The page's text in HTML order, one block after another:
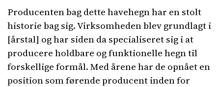
Producenten bag dette havehegn har en stolt
historie bag sig. Virksomheden blev grundlagt i
[årstal] og har siden da specialiseret sig i at
producere holdbare og funktionelle hegn til
forskellige formål. Med årene har de opnået en
position som førende producent inden for